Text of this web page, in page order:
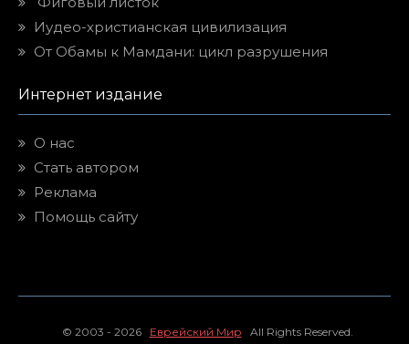
Иудео-христианская цивилизация
От Обамы к Мамдани: цикл разрушения
Интернет издание
О нас
Стать автором
Реклама
Помощь сайту
© 2003 - 2026 Еврейский Мир All Rights Reserved.